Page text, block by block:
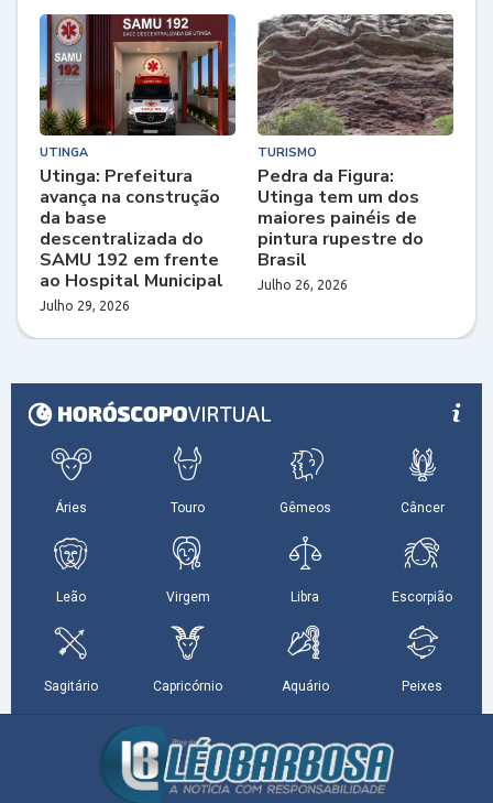
UTINGA
Utinga: Prefeitura
avança na construção
da base
descentralizada do
SAMU 192 em frente
ao Hospital Municipal
Julho 29, 2026
TURISMO
Pedra da Figura:
Utinga tem um dos
maiores painéis de
pintura rupestre do
Brasil
Julho 26, 2026